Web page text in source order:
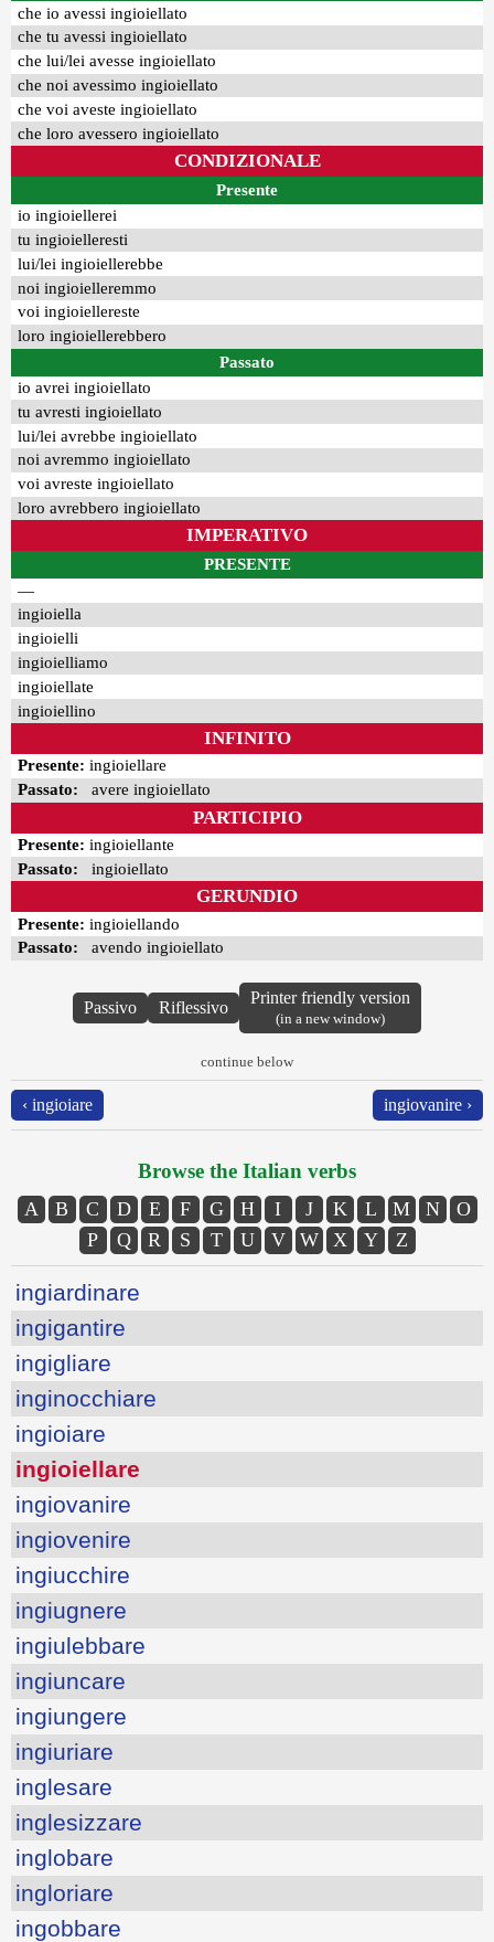
che io avessi ingioiellato
che tu avessi ingioiellato
che lui/lei avesse ingioiellato
che noi avessimo ingioiellato
che voi aveste ingioiellato
che loro avessero ingioiellato
CONDIZIONALE
Presente
io ingioiellerei
tu ingioielleresti
lui/lei ingioiellerebbe
noi ingioielleremmo
voi ingioiellereste
loro ingioiellerebbero
Passato
io avrei ingioiellato
tu avresti ingioiellato
lui/lei avrebbe ingioiellato
noi avremmo ingioiellato
voi avreste ingioiellato
loro avrebbero ingioiellato
IMPERATIVO
PRESENTE
—
ingioiella
ingioielli
ingioielliamo
ingioiellate
ingioiellino
INFINITO
Presente: ingioiellare
Passato: avere ingioiellato
PARTICIPIO
Presente: ingioiellante
Passato: ingioiellato
GERUNDIO
Presente: ingioiellando
Passato: avendo ingioiellato
Passivo Riflessivo
Printer friendly version
(in a new window)
continue below
‹ ingioiare ingiovanire ›
Browse the Italian verbs
A B C D E F G H I J K L M N
O
P
Q R S T U V W X Y Z
ingiardinare
ingigantire
ingigliare
inginocchiare
ingioiare
ingioiellare
ingiovanire
ingiovenire
ingiucchire
ingiugnere
ingiulebbare
ingiuncare
ingiungere
ingiuriare
inglesare
inglesizzare
inglobare
ingloriare
ingobbare